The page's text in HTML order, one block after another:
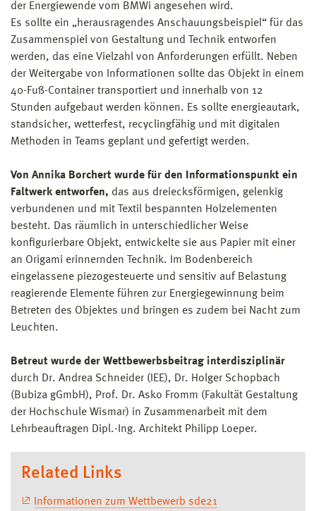
der Energiewende vom BMWi angesehen wird.
Es sollte ein „herausragendes Anschauungsbeispiel“ für das
Zusammenspiel von Gestaltung und Technik entworfen
werden, das eine Vielzahl von Anforderungen erfüllt. Neben
der Weitergabe von Informationen sollte das Objekt in einem
40-Fuß-Container transportiert und innerhalb von 12
Stunden aufgebaut werden können. Es sollte energieautark,
standsicher, wetterfest, recyclingfähig und mit digitalen
Methoden in Teams geplant und gefertigt werden.
Von Annika Borchert wurde für den Informationspunkt ein
Faltwerk entworfen, das aus dreiecksförmigen, gelenkig
verbundenen und mit Textil bespannten Holzelementen
besteht. Das räumlich in unterschiedlicher Weise
konfigurierbare Objekt, entwickelte sie aus Papier mit einer
an Origami erinnernden Technik. Im Bodenbereich
eingelassene piezogesteuerte und sensitiv auf Belastung
reagierende Elemente führen zur Energiegewinnung beim
Betreten des Objektes und bringen es zudem bei Nacht zum
Leuchten.
Betreut wurde der Wettbewerbsbeitrag interdisziplinär
durch Dr. Andrea Schneider (IEE), Dr. Holger Schopbach
(Bubiza gGmbH), Prof. Dr. Asko Fromm (Fakultät Gestaltung
der Hochschule Wismar) in Zusammenarbeit mit dem
Lehrbeauftragen Dipl.-Ing. Architekt Philipp Loeper.
Related Links
Informationen zum Wettbewerb sde21